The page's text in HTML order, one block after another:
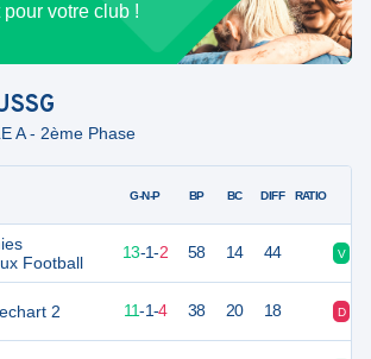
votre club !
A - 2ème Phase
Football
2
G-N-P BP BC DIFF RATIO
40 13-1-2 58 14 44 V
34 11-1-4 38 20 18 D